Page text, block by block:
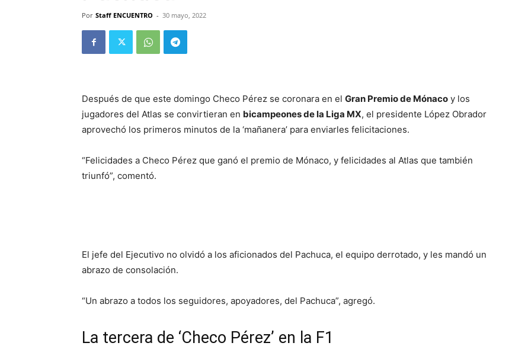
Por Staff ENCUENTRO - 30 mayo, 2022
Después de que este domingo Checo Pérez se coronara en el Gran Premio de Mónaco y los
jugadores del Atlas se convirtieran en bicampeones de la Liga MX, el presidente López Obrador
aprovechó los primeros minutos de la ‘mañanera’ para enviarles felicitaciones.
“Felicidades a Checo Pérez que ganó el premio de Mónaco, y felicidades al Atlas que también
triunfó”, comentó.
El jefe del Ejecutivo no olvidó a los aficionados del Pachuca, el equipo derrotado, y les mandó un
abrazo de consolación.
“Un abrazo a todos los seguidores, apoyadores, del Pachuca”, agregó.
La tercera de ‘Checo Pérez’ en la F1